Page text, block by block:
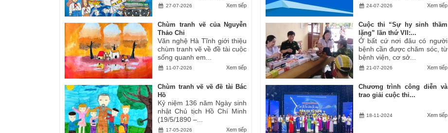
Xem tiếp
27-07-2026
Chùm tranh vẽ của Nguyễn
Thảo Chi
Văn nghệ Hà Tĩnh giới thiệu
chùm tranh vẽ về đề tài cuộc
sống quanh em...
Xem tiếp
11-07-2026
Chùm tranh vẽ về đề tài Bác
Hồ
Kỷ niệm 136 năm Ngày sinh
nhật Chủ tịch Hồ Chí Minh
(19/5/1890 –...
Xem tiếp
17-05-2026
Xem tiếp
24-07-2026
Cuộc thi “Sự hy sinh thầm
lặng” lần thứ VII:...
Ở bất cứ nơi đâu có người
bệnh cần được chăm sóc, từ
bệnh viện, cơ sở...
Xem tiếp
21-07-2026
Chương trình công diễn và
trao giải cuộc thi...
Xem tiếp
18-11-2024